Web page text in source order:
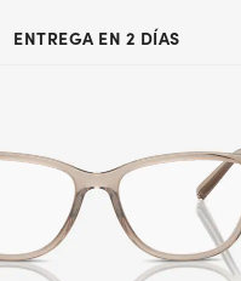
ENTREGA EN 2 DÍAS